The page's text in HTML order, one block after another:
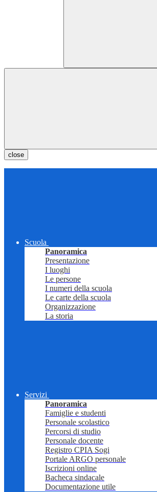
close
Scuola
Panoramica
Presentazione
I luoghi
Le persone
I numeri della scuola
Le carte della scuola
Organizzazione
La storia
Servizi
Panoramica
Famiglie e studenti
Personale scolastico
Percorsi di studio
Personale docente
Registro CPIA Sogi
Portale ARGO personale
Iscrizioni online
Bacheca sindacale
Documentazione utile